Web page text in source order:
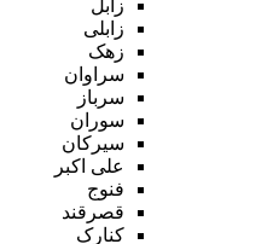
زابل
زابلی
زهک
سراوان
سرباز
سوران
سیرکان
علی اکبر
فنوج
قصرقند
کنارک